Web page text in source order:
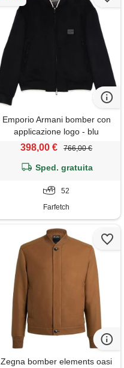
Emporio Armani bomber con
applicazione logo - blu
398,00 € 766,00 €
Sped. gratuita
52
Farfetch
Zegna bomber elements oasi